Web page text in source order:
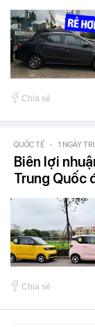
Chia sẻ
QUỐC TẾ - 1 NGÀY
Biên lợi
Trung Quốc
Chia sẻ